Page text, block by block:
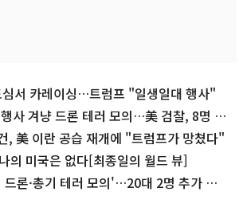
심서 카레이싱…트럼프 "일생일대 행사"
사 겨냥 드론 테러 모의…美 검찰, 8명 기
, 美 이란 공습 재개에 "트럼프가 망쳤다"
의 미국은 없다[최종일의 월드 뷰]
드론·총기 테러 모의'…20대 2명 추가 체